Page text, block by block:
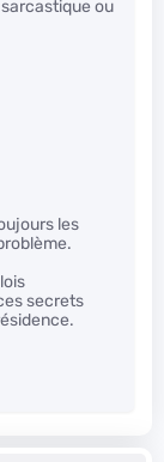
sarcastique ou
les
secrets